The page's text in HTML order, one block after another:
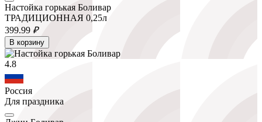
Настойка горькая Боливар
ТРАДИЦИОННАЯ 0,25л
399.99 ₽
В корзину
4.8
Россия
Для праздника